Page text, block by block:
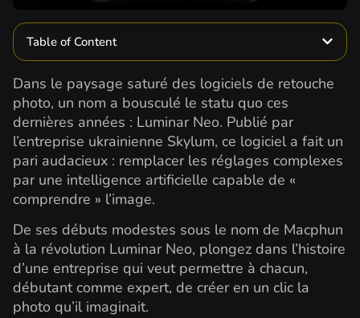
Table of Content
Dans le paysage saturé des logiciels de retouche
photo, un nom a bousculé le statu quo ces
dernières années : Luminar Neo. Publié par
l’entreprise ukrainienne Skylum, ce logiciel a fait un
pari audacieux : remplacer les réglages complexes
par une intelligence artificielle capable de «
comprendre » l’image.
De ses débuts modestes sous le nom de Macphun
à la révolution Luminar Neo, plongez dans l’histoire
d’une entreprise qui veut permettre à chacun,
débutant comme expert, de créer en un clic la
photo qu’il imaginait.